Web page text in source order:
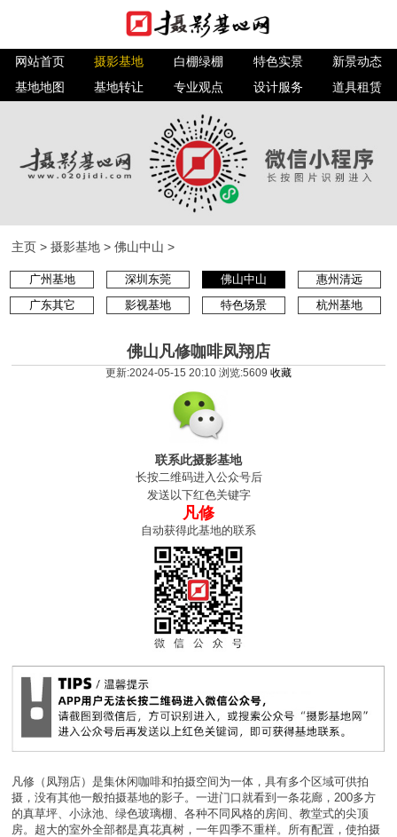
网站首页 摄影基地 白棚绿棚 特色实景
新景动态
基地地图
基地转让 专业观点 设计服务 道具租赁
主页 >摄影基地 >佛山中山 >
广州基地 深圳东莞 佛山中山
惠州清远
广东其它
影视基地 特色场景 杭州基地
佛山凡修咖啡凤翔店
更新:2024-05-15 20:10 浏览:5609 收藏
联系此摄影基地
长按二维码进入公众号后
发送以下红色关键字
凡修
自动获得此基地的联系
凡修（凤翔店）是集休闲咖啡和拍摄空间为一体，具有多个区域可供拍
摄，没有其他一般拍摄基地的影子。一进门口就看到一条花廊，200多方
的真草坪、小泳池、绿色玻璃棚、各种不同风格的房间、教堂式的尖顶
房。超大的室外全部都是真花真树，一年四季不重样。所有配置，使拍摄